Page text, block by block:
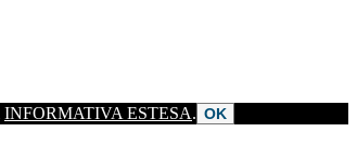
INFORMATIVA ESTESA. OK